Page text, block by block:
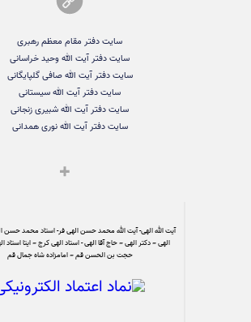
سایت دفتر مقام معظم رهبری
سایت دفتر آیت الله وحید خراسانی
سایت دفتر آیت الله صافی گلپایگانی
سایت دفتر آیت الله سیستانی
سایت دفتر آیت الله شبیری زنجانی
سایت دفتر آیت الله نوری همدانی
آیت الله الهی- آیت الله محمد حسن الهی فر- استاد محمد حسن
الهی – دکتر الهی – حاج آقا الهی - استاد الهی کرج – ایتا
حجت بن الحسن قم – امامزاده شاه جمال قم